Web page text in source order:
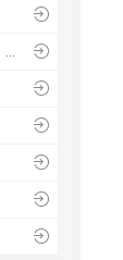






